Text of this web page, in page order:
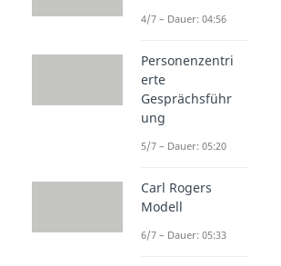
4/7 – Dauer: 04:56
Personenzentri
erte
Gesprächsführ
ung
5/7 – Dauer: 05:20
Carl Rogers
Modell
6/7 – Dauer: 05:33